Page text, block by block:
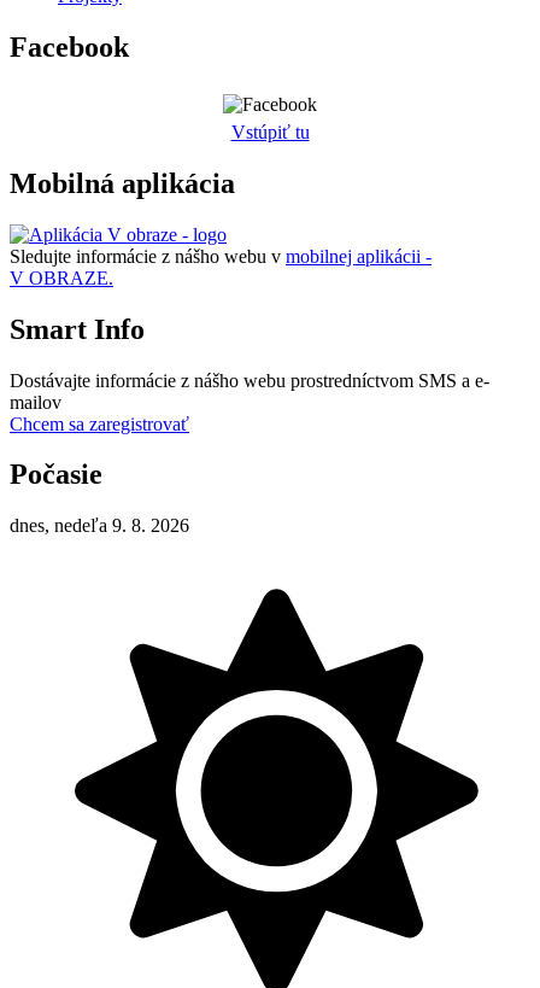
Facebook
Vstúpiť tu
Mobilná aplikácia
Sledujte informácie z nášho webu v mobilnej aplikácii -
V OBRAZE.
Smart Info
Dostávajte informácie z nášho webu prostredníctvom SMS a e-
mailov
Chcem sa zaregistrovať
Počasie
dnes, nedeľa 9. 8. 2026